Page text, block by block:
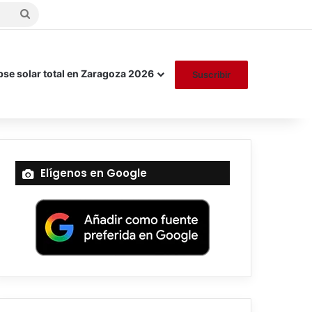
Buscar
solar total en Zaragoza 2026 Suscribir
Elígenos en Google